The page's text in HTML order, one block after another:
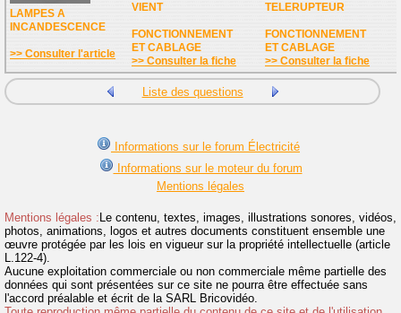
LAMPES A
INCANDESCENCE
>> Consulter l'article
VIENT
FONCTIONNEMENT
ET CABLAGE
>> Consulter la fiche
TELERUPTEUR
FONCTIONNEMENT
ET CABLAGE
>> Consulter la fiche
Liste des questions
Informations sur le forum Électricité
Informations sur le moteur du forum
Mentions légales
Mentions légales : Le contenu, textes, images, illustrations sonores, vidéos,
photos, animations, logos et autres documents constituent ensemble une
œuvre protégée par les lois en vigueur sur la propriété intellectuelle (article
L.122-4).
Aucune exploitation commerciale ou non commerciale même partielle des
données qui sont présentées sur ce site ne pourra être effectuée sans
l'accord préalable et écrit de la SARL Bricovidéo.